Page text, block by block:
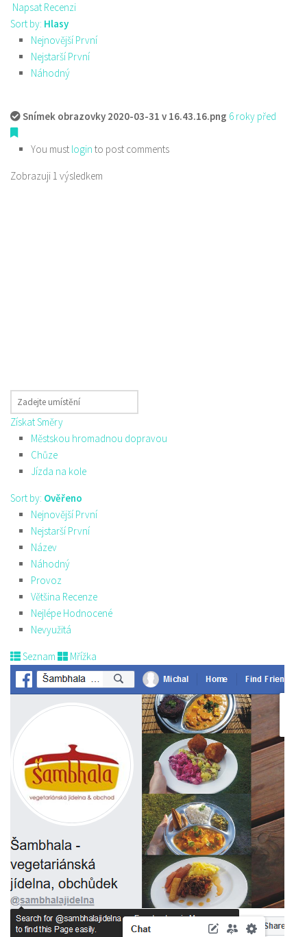
Napsat Recenzi
Sort by: Hlasy
Nejnovější První
Nejstarší První
Náhodný
Snímek obrazovky 2020-03-31 v 16.43.16.png 6 roky před
You must login to post comments
Zobrazuji 1 výsledkem
Získat Směry
Městskou hromadnou dopravou
Chůze
Jízda na kole
Sort by: Ověřeno
Nejnovější První
Nejstarší První
Název
Náhodný
Provoz
Většina Recenze
Nejlépe Hodnocené
Nevyužitá
Seznam Mřížka